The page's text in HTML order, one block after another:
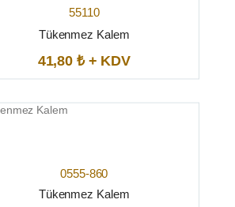
55110
Tükenmez Kalem
41,80 ₺ + KDV
0555-860
Tükenmez Kalem